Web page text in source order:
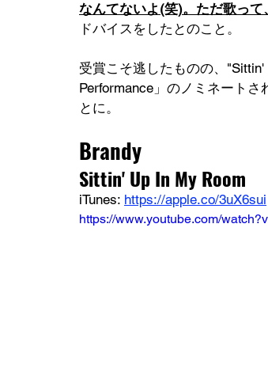
なんてないよ(笑)。ただ歌っ
ドバイスをしたとのこと。
受賞こそ逃したものの、
Performance」のノミネート
とに。
Brandy
Sittin' Up In My Room
iTunes: https://apple.co/3uX6sui
https://www.youtube.com/